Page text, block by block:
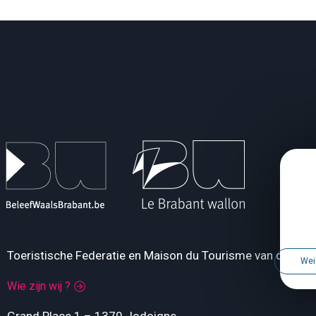
Toeristische Federatie en Maison du Tourisme van de
Wie zijn wij ?